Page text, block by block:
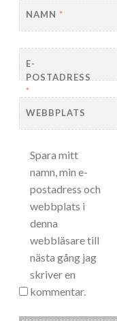
NAMN *
E-
POSTADRESS
*
WEBBPLATS
Spara mitt
namn, min e-
postadress och
webbplats i
denna
webbläsare till
nästa gång jag
skriver en
kommentar.